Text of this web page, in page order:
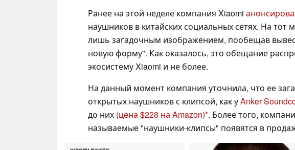
Ранее на этой неделе компания Xiaomi
наушников в китайских социальных сетях. На тот
лишь загадочным изображением, пообещав
новую форму". Как оказалось, это обещание
экосистему Xiaomi и не более.
На данный момент компания уточнила, что ее
открытых наушников с клипсой, как уAnker
до них (цена $228 на Amazon) . Более того,
называемые "наушники-клипсы" появятся в